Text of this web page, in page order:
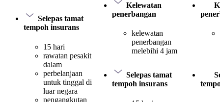
Selepas tamat
tempoh insurans
15 hari
rawatan pesakit
dalam
perbelanjaan
untuk tinggal di
luar negara
pengangkutan
Kelewatan
penerbangan
kelewatan
penerbangan
melebihi 4 jam
Selepas tamat
tempoh insurans